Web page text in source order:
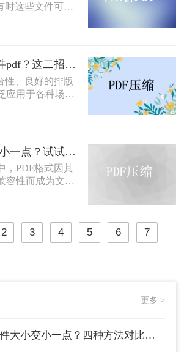
时这些文件可能
便或者占用过多
这种情况，我们
10MB。那么pdf
呢？本文将介
缩方法。
如何免费压缩文件pdf？这二招快来看！
性、良好的排版
应用于各种场
文件可能会给
。那么如何免费
，帮助您轻松解
题。
如何把pdf文件变小一点？试试这两种简单有效的方法压缩大小
，PDF格式因其
容性而成为文档
，当PDF文件
排版时，其体积
给存储、传输及
如何把pdf文件变
绍两种简单有效
件大小，帮助您
2 3 4 5 6 7
更多 >
变小一点？四种方法对比，一看就懂！